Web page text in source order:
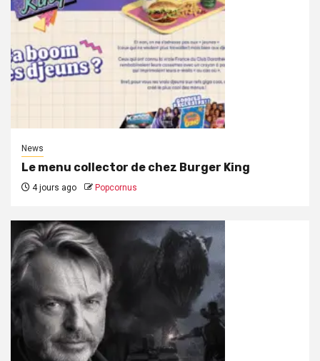
News
Le menu collector de chez Burger King
4 jours ago Popcornus